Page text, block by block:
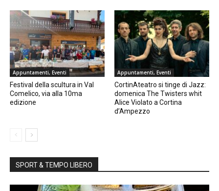
Appuntamenti, Eventi
Festival della scultura in Val
Comelico, via alla 10ma
edizione
Appuntamenti, Eventi
CortinAteatro si tinge di Jazz:
domenica The Twisters whit
Alice Violato a Cortina
d’Ampezzo
SPORT & TEMPO LIBERO